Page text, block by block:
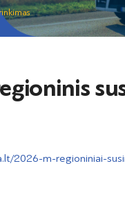
2026-m-regioniniai-